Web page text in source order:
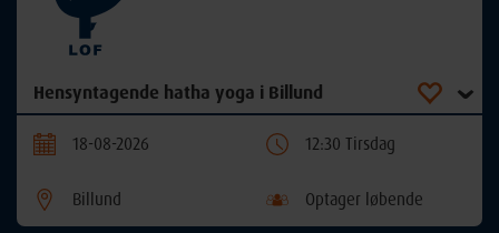
Hensyntagende hatha yoga i Billund
18-08-2026 12:30 Tirsdag
Billund Optager løbende